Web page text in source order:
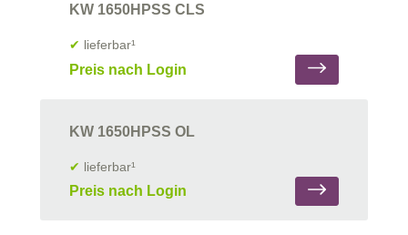
KW 1650HPSS CLS
✔ lieferbar¹
Preis nach Login
KW 1650HPSS OL
✔ lieferbar¹
Preis nach Login